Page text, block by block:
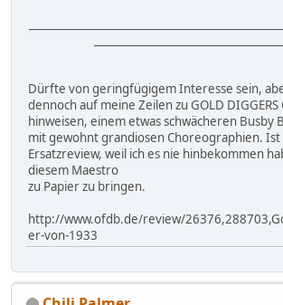
Dürfte von geringfügigem Interesse sein,
dennoch auf meine Zeilen zu GOLD DIGGERS
hinweisen, einem etwas schwächeren Busby
mit gewohnt grandiosen Choreographien.
Ersatzreview, weil ich es nie hinbekommen
diesem Maestro
zu Papier zu bringen.
http://www.ofdb.de/review/
er-von-1933